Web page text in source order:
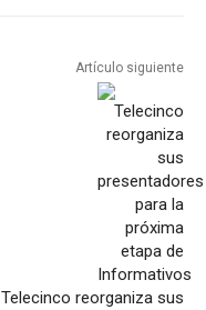
Artículo siguiente
Telecinco reorganiza sus